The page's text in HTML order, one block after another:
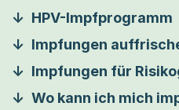
HPV-Impfprogramm
Impfungen
Impfungen für
Wo kann ich mich